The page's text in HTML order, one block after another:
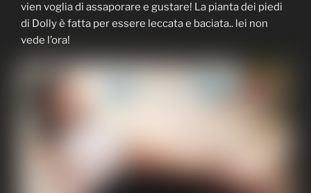
vien voglia di assaporare e gustare! La pianta dei piedi
di Dolly è fatta per essere leccata e baciata.. lei non
vede l’ora!